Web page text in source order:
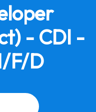
- CDI -
F/D